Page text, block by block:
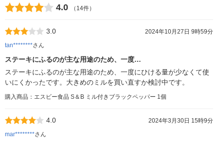
4.0 （14件）
3.0
2024年10月27日 9時59分
tan********さん
ステーキにふるのが主な用途のため、一度…
ステーキにふるのが主な用途のため、一度にひける量が少なくて使
いにくかったです。大きめのミルを買い直すか検討中です。
購入商品：エスビー食品 S＆B ミル付きブラックペッパー 1個
4.0
2024年3月30日 15時9分
mar********さん